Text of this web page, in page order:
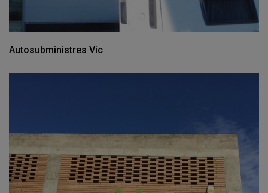
Autosubministres Vic